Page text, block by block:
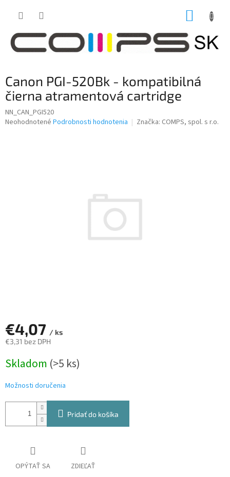
Canon PGI-520Bk - kompatibilná
čierna atramentová cartridge
NN_CAN_PGI520
Priemerné
Neohodnotené Podrobnosti hodnotenia Značka: COMPS, spol. s r.o.
€4,07 / ks
€3,31 bez DPH
cena:
Skladom (>5 ks)
Možnosti doručenia
Pridať do košíka
OPÝTAŤ SA ZDIEĽAŤ